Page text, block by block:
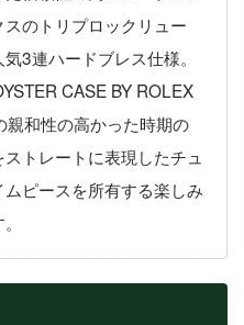
のトリプロックリュー
3連ハードブレス仕様。
CASE BY ROLEX
和性の高かった時期の
トレートに表現したチュ
ピースを所有する楽しみ